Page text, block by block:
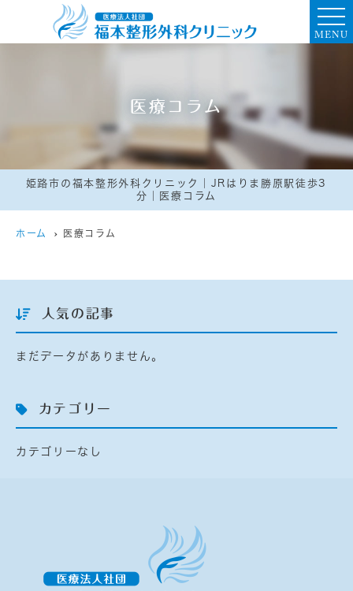
MENU
医療コラム
姫路市の福本整形外科クリニック｜JRはりま勝原駅徒歩3
分｜医療コラム
ホーム 医療コラム
人気の記事
まだデータがありません。
カテゴリー
カテゴリーなし